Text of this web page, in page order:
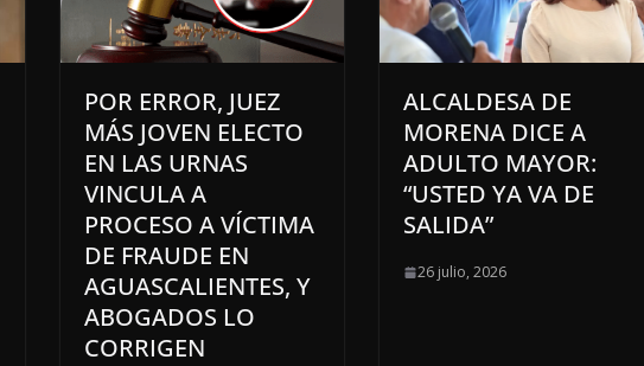
POR ERROR, JUEZ
MÁS JOVEN ELECTO
EN LAS URNAS
VINCULA A
PROCESO A VÍCTIMA
DE FRAUDE EN
AGUASCALIENTES, Y
ABOGADOS LO
CORRIGEN
ALCALDESA DE
MORENA DICE A
ADULTO MAYOR:
“USTED YA VA DE
SALIDA”
26 julio, 2026